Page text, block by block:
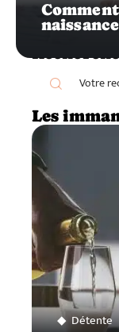
Recherche
Les
Détente